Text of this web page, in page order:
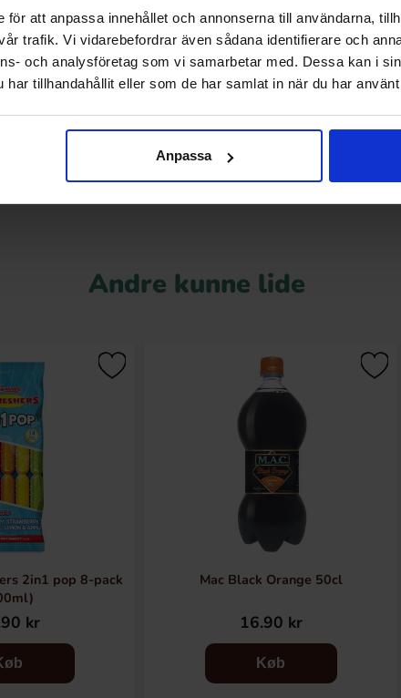
för att anpassa innehållet och annonserna till användarna,
trafik. Vi vidarebefordrar även sådana identifierare och
och analysföretag som vi samarbetar med. Dessa kan i
har tillhandahållit eller som de har samlat in när du har
Anpassa
Drumchick 120g
kr
Barratt Blackjack Chews 175g
29.90 kr
Køb
Andre kunne lide
2in1 pop 8-pack
kr
Mac Black Orange 50cl
16.90 kr
Køb